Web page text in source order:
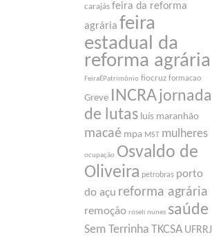
carajás feira da reforma
agrária feira
estadual da
reforma agrária
FeiraÉPatrimônio fiocruz formacao
Greve INCRA jornada
de lutas luís maranhão
macaé mpa MST mulheres
ocupação Osvaldo de
Oliveira petrobras porto
do açu reforma agrária
remoção roseli nunes saúde
Sem Terrinha TKCSA UFRRJ